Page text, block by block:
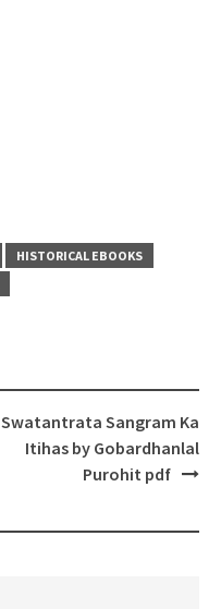
HISTORICAL EBOOKS
Swatantrata Sangram Ka
Itihas by Gobardhanlal
Purohit pdf